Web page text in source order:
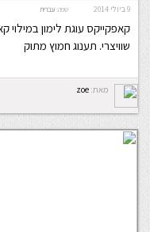
9 ביולי 2014 שפה: עברית
קאפקייקס עוגת לימון במילוי
שוויצרי. תענוג חמוץ מתוק
מאת: zoe